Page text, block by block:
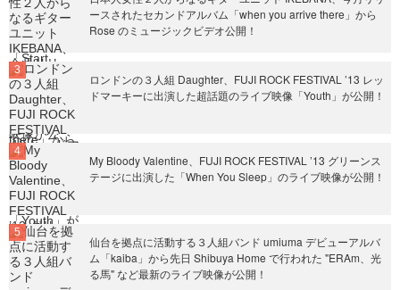
ースされたセカンドアルバム「when you arrive there」から
Rose のミュージックビデオ公開！
ロンドンの３人組 Daughter、FUJI ROCK FESTIVAL ’13 レッ
ドマーキーに出演した超話題のライブ映像「Youth」が公開！
My Bloody Valentine、FUJI ROCK FESTIVAL ’13 グリーンス
テージに出演した「When You Sleep」のライブ映像が公開！
仙台を拠点に活動する３人組バンド umiuma デビューアルバ
ム「kaiba」から先日 Shibuya Home で行われた "ERAm、光
る馬" など最新のライブ映像が公開！